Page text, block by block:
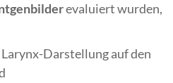
evaluiert wurden,
Darstellung auf den